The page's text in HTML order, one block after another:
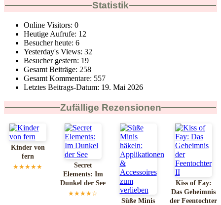
Statistik
Online Visitors: 0
Heutige Aufrufe: 12
Besucher heute: 6
Yesterday's Views: 32
Besucher gestern: 19
Gesamt Beiträge: 258
Gesamt Kommentare: 557
Letztes Beitrags-Datum: 19. Mai 2026
Zufällige Rezensionen
Kinder von
fern
★★★★★
Secret
Elements: Im
Dunkel der See
★★★★☆
Süße Minis
Kiss of Fay:
Das Geheimnis
der Feentochter